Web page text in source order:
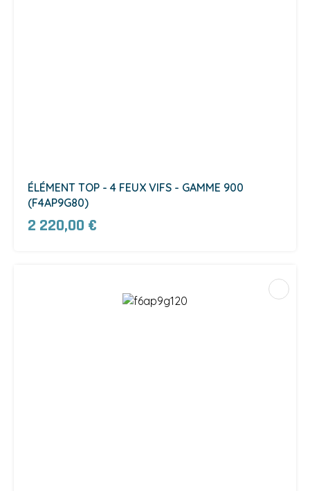
ÉLÉMENT TOP - 4 FEUX VIFS - GAMME 900
(F4AP9G80)
2 220,00 €